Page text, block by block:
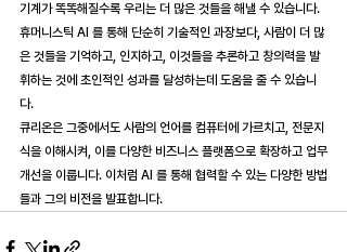
기계가 똑똑해질수록 우리는 더 많은 것들을 해낼 수 있습니다.
휴머니스틱 AI 를 통해 단순히 기술적인 과장보다, 사람이 더 많
은 것들을 기억하고, 인지하고, 이것들을 추론하고 창의력을 발
휘하는 것에 초인적인 성과를 달성하는데 도움을 줄 수 있습니
다.
큐리온은 그중에서도 사람의 언어를 컴퓨터에 가르치고, 전문지
식을 이해시켜, 이를 다양한 비즈니스 플랫폼으로 확장하고 업무
개선을 이룹니다. 이처럼 AI 를 통해 협력할 수 있는 다양한 방법
들과 그의 비전을 발표합니다.